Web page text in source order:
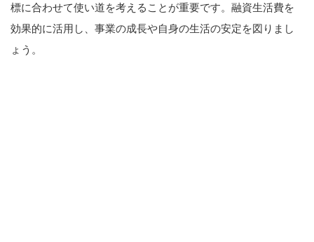
標に合わせて使い道を考えることが重要です。融資生活費を
効果的に活用し、事業の成長や自身の生活の安定を図りまし
ょう。